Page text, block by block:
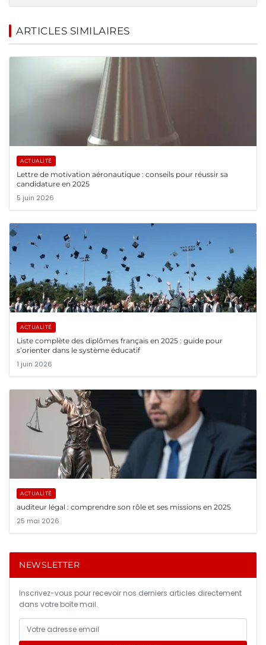
ARTICLES SIMILAIRES
ACTUALITÉ
Lettre de motivation aéronautique : conseils pour réussir sa
candidature en 2025
5 juin 2026
ACTUALITÉ
Liste complète des diplômes français en 2025 : guide pour
s’orienter dans le système éducatif
1 juin 2026
ACTUALITÉ
auditeur légal : comprendre son rôle et ses missions en 2025
25 mai 2026
NEWSLETTER
Inscrivez-vous pour recevoir nos derniers articles directement
dans votre boîte mail.